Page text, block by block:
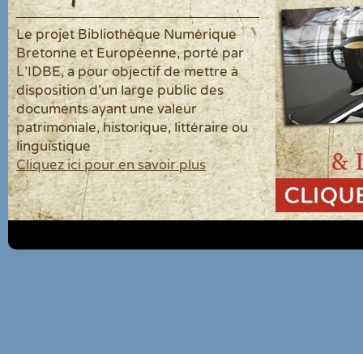
Le projet Bibliothèque Numérique
Bretonne et Européenne, porté par
L'IDBE, a pour objectif de mettre à
disposition d'un large public des
documents ayant une valeur
patrimoniale, historique, littéraire ou
linguistique
Cliquez ici pour en savoir plus